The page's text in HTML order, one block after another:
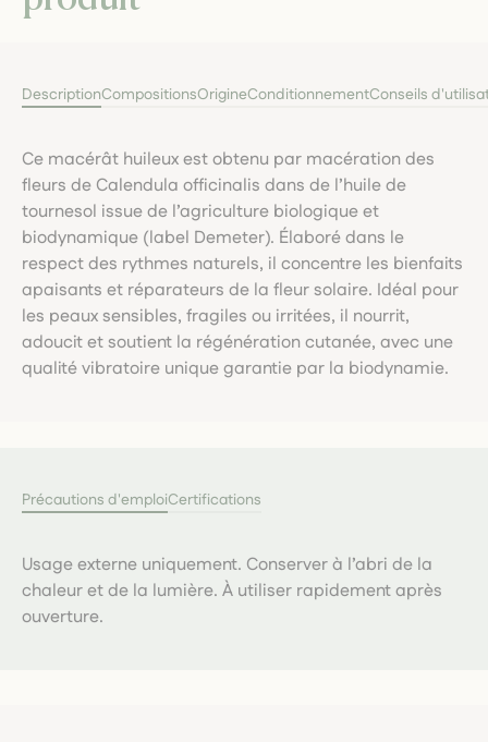
DescriptionCompositionsOrigineConditionnementConseils
Ce macérât huileux est obtenu par macération des
fleurs de Calendula officinalis dans de l’huile de
tournesol issue de l’agriculture biologique et
biodynamique (label Demeter). Élaboré dans le
respect des rythmes naturels, il concentre les bienfaits
apaisants et réparateurs de la fleur solaire. Idéal pour
les peaux sensibles, fragiles ou irritées, il nourrit,
adoucit et soutient la régénération cutanée, avec une
qualité vibratoire unique garantie par la biodynamie.
Précautions d'emploiCertifications
Usage externe uniquement. Conserver à l’abri de la
chaleur et de la lumière. À utiliser rapidement après
ouverture.